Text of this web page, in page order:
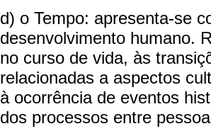
d) o Tempo: apresenta-se
desenvolvimento humano.
no curso de vida, às
relacionadas a aspectos
à ocorrência de eventos
dos processos entre